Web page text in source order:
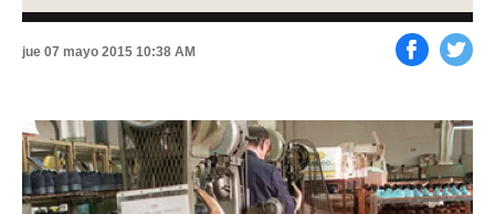
jue 07 mayo 2015 10:38 AM